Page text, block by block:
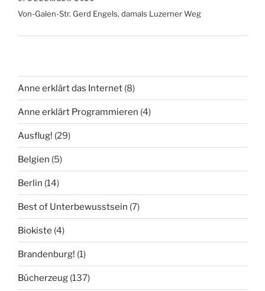
Von-Galen-Str. Gerd Engels, damals Luzerner Weg
Anne erklärt das Internet (8)
Anne erklärt Programmieren (4)
Ausflug! (29)
Belgien (5)
Berlin (14)
Best of Unterbewusstsein (7)
Biokiste (4)
Brandenburg! (1)
Bücherzeug (137)